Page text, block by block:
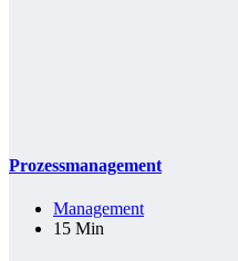
Prozessmanagement
Management
15 Min